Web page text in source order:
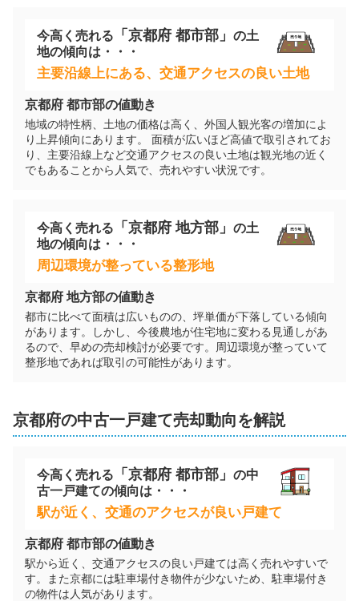
3,500 万円 2025年9月
京都府京田辺市草内八田
階数: 2 階 建物面積:
㎡
土地面積:100 ㎡
京都府京田辺市河原受田
階数:2階 築年数:
建物面積: 100㎡
2,000万円 2025年9月
階数:2階 築年数:11年
建物面積:79㎡ 土地面積:100㎡
3,200万円 2025年8月
階数: 2階 建物面積: 98 ㎡
土地面積: 105㎡
今高く売れる 「 京都府 都市部」 の土
地の傾向は・・・
主要沿線上にある、交通アクセスの良い土地
京都府 都市部の値動き
地域の特性柄、土地の価格は高く、外国人観光客の増加によ
り上昇傾向にあります。 面積が広いほど高値で取引されてお
り、主要沿線上など交通アクセスの良い土地は観光地の近く
でもあることから人気で、売れやすい状況です。
今高く売れる 「 京都府地方部」 の土
地の傾向は・・・
周辺環境が整っている整形地
京都府 地方部の値動き
都市に比べて面積は広いものの、坪単価が下落している傾向
があります。しかし、今後農地が住宅地に変わる見通しがあ
るので、早めの売却検討が必要です。周辺環境が整っていて
整形地であれば取引の可能性があります。
京都府の中古一戸建て売却動向を解説
今高く売れる 「 京都府 都市部」 の中
古一戸建ての傾向は・・・
駅が近く、交通のアクセスが良い戸建て
京都府 都市部の値動き
駅から近く、交通アクセスの良い戸建ては高く売れやすいで
す。また京都には駐車場付き物件が少ないため、駐車場付き
の物件は人気があります。